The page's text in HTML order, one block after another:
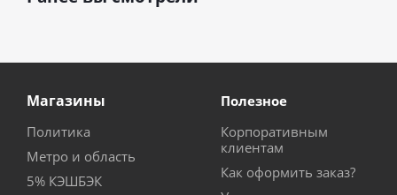
Магазины
Политика
Метро и область
5% КЭШБЭК
Полезное
Корпоративным
клиентам
Как оформить заказ?